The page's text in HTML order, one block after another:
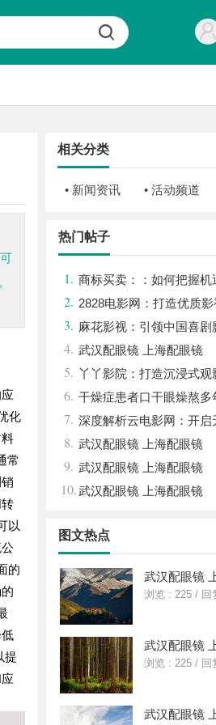
化
常
以
的
提
相关分类
• 新闻资讯 • 活动频道
热门帖子
1. 商标买卖：：如何把握机
2. 2828电影网：打造优质
台的全新体验
3. 麻花影视：引领中国喜剧
创新力量
4. 武汉配眼镜 上海配眼镜
5. 丫丫影院：打造沉浸式观
先平台
6. 干燥症患者口干眼燥熬多
缓过来？老中医：一张辨证
回津液
7. 深度解析云电影网：开启
代的网络平台
8. 武汉配眼镜 上海配眼镜
9. 武汉配眼镜 上海配眼镜
10.武汉配眼镜 上海配眼镜
图文热点
武汉配眼镜
浏览 : 225 / 回
武汉配眼镜
浏览 : 225 / 回
武汉配眼镜